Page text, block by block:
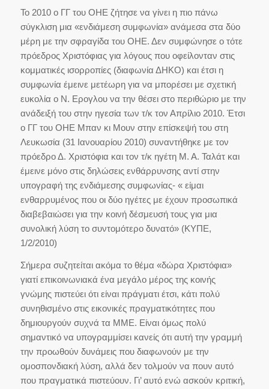
Το 2010 ο ΓΓ του ΟΗΕ ζήτησε να γίνει η πιο πάνω
σύγκλιση μια «ενδιάμεση συμφωνία» ανάμεσα στα δύο
μέρη με την σφραγίδα του ΟΗΕ. Δεν συμφώνησε ο τότε
πρόεδρος Χριστόφιας για λόγους που οφείλονταν στις
κομματικές ισορροπίες (διαφωνία ΔΗΚΟ) και έτσι η
συμφωνία έμεινε μετέωρη για να μπορέσει με σχετική
ευκολία ο Ν. Ερογλου να την θέσει στο περιθώριο με την
ανάδειξή του στην ηγεσία των τ/κ τον Απρίλιο 2010. Έτσι
ο ΓΓ του ΟΗΕ Μπαν κι Μουν στην επίσκεψή του στη
Λευκωσία (31 Ιανουαρίου 2010) συναντήθηκε με τον
πρόεδρο Δ. Χριστόφια και τον τ/κ ηγέτη Μ. Α. Ταλάτ και
έμεινε μόνο στις δηλώσεις ενθάρρυνσης αντί στην
υπογραφή της ενδιάμεσης συμφωνίας- « είμαι
ενθαρρυμένος που οι δύο ηγέτες με έχουν προσωπικά
διαβεβαιώσει για την κοινή δέσμευσή τους για μια
συνολική λύση το συντομότερο δυνατό» (ΚΥΠΕ,
1/2/2010)
Σήμερα συζητείται ακόμα το θέμα «δώρα Χριστόφια»
γιατί επικοινωνιακά ένα μεγάλο μέρος της κοινής
γνώμης πιστεύει ότι είναι πράγματι έτσι, κάτι πολύ
συνηθισμένο στις εικονικές πραγματικότητες που
δημιουργούν συχνά τα ΜΜΕ. Είναι όμως πολύ
σημαντικό να υπογραμμίσει κανείς ότι αυτή την γραμμή
την προωθούν δυνάμεις που διαφωνούν με την
ομοσπονδιακή λύση, αλλά δεν τολμούν να πουν αυτό
που πραγματικά πιστεύουν. Γι’ αυτό ενώ ασκούν κριτική,